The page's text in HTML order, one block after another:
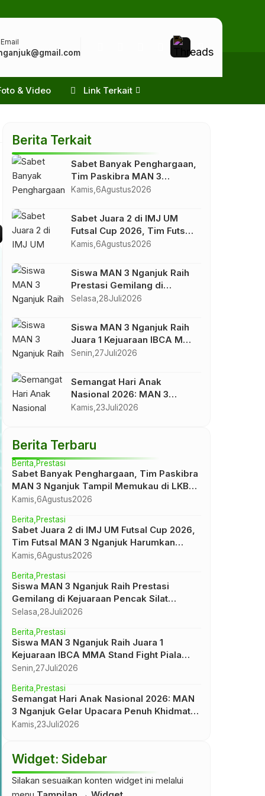
& Video Link Terkait
Berita Terkait
Sabet Banyak Penghargaan,
Tim Paskibra MAN 3
Nganjuk Tampil Memukau di
Jawa Timur
Kamis, 6Agustus2026
Sabet Juara 2 di IMJ UM
Futsal Cup 2026, Tim Futsal
MAN 3 Nganjuk Harumkan
Kamis, 6Agustus2026
Siswa MAN 3 Nganjuk Raih
Prestasi Gemilang di
Kejuaraan Pencak Silat
2026 Tingkat Nasional
Selasa, 28Juli2026
Siswa MAN 3 Nganjuk Raih
Juara 1 Kejuaraan IBCA MMA
Stand Fight Piala Wali Kota
Senin, 27Juli2026
Semangat Hari Anak
Nasional 2026: MAN 3
Nganjuk Gelar Upacara
Kamis, 23Juli2026
Berita Terbaru
Berita Prestasi
Sabet Banyak Penghargaan, Tim Paskibra
MAN 3 Nganjuk Tampil Memukau di LKBB
SILO UISI 2026 Se-Jawa Timur
Kamis, 6Agustus2026
Berita Prestasi
Sabet Juara 2 di IMJ UM Futsal Cup 2026,
Tim Futsal MAN 3 Nganjuk Harumkan
Nama Madrasah
Kamis, 6Agustus2026
Berita Prestasi
Siswa MAN 3 Nganjuk Raih Prestasi
Gemilang di Kejuaraan Pencak Silat
Bojonegoro Championship II 2026 Tingkat
Selasa, 28Juli2026
Berita Prestasi
Siswa MAN 3 Nganjuk Raih Juara 1
Kejuaraan IBCA MMA Stand Fight Piala
Wali Kota Madiun
Senin, 27Juli2026
Berita Prestasi
Semangat Hari Anak Nasional 2026: MAN
3 Nganjuk Gelar Upacara Penuh Khidmat
dan Inspirasi
Kamis, 23Juli2026
Widget: Sidebar
Silakan sesuaikan konten widget ini melalui